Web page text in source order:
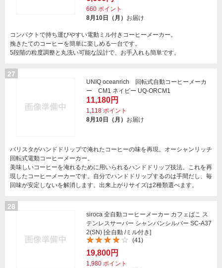
660 ポイント
8月10日（月） お届け
コンパクトで持ち運びやすい電動ミル付きコーヒーメーカー。
挽きたてのコーヒーを簡単に楽しめる一台です。
5段階の粒度調整と丸洗い可能な設計で、お手入れも簡単です。
27
UNIQ oceanrich 回転式自動コーヒーメーカ
ー CM1 ネイビー UQ-ORCM1
11,180円
1,118 ポイント
8月10日（月） お届け
バリスタがハンドドリップで淹れたコーヒーの味を再現。オーシャンリッチ
回転式電動コーヒーメーカー。
美味しいコーヒーを淹れるために用いられるハンドドリップ技法。これを再
現したコーヒーメーカーです。自分でハンドドリップするのは手間だし、毎
回味が安定しないを解消します。出来上がりサイズは2種類選べます。
28
siroca 全自動コーヒーメーカー カフェばこ ス
テンレスサーバー シャンパンシルバー SC-A37
2(SN) [全自動 /ミル付き]
(41)
19,800円
1,980 ポイント